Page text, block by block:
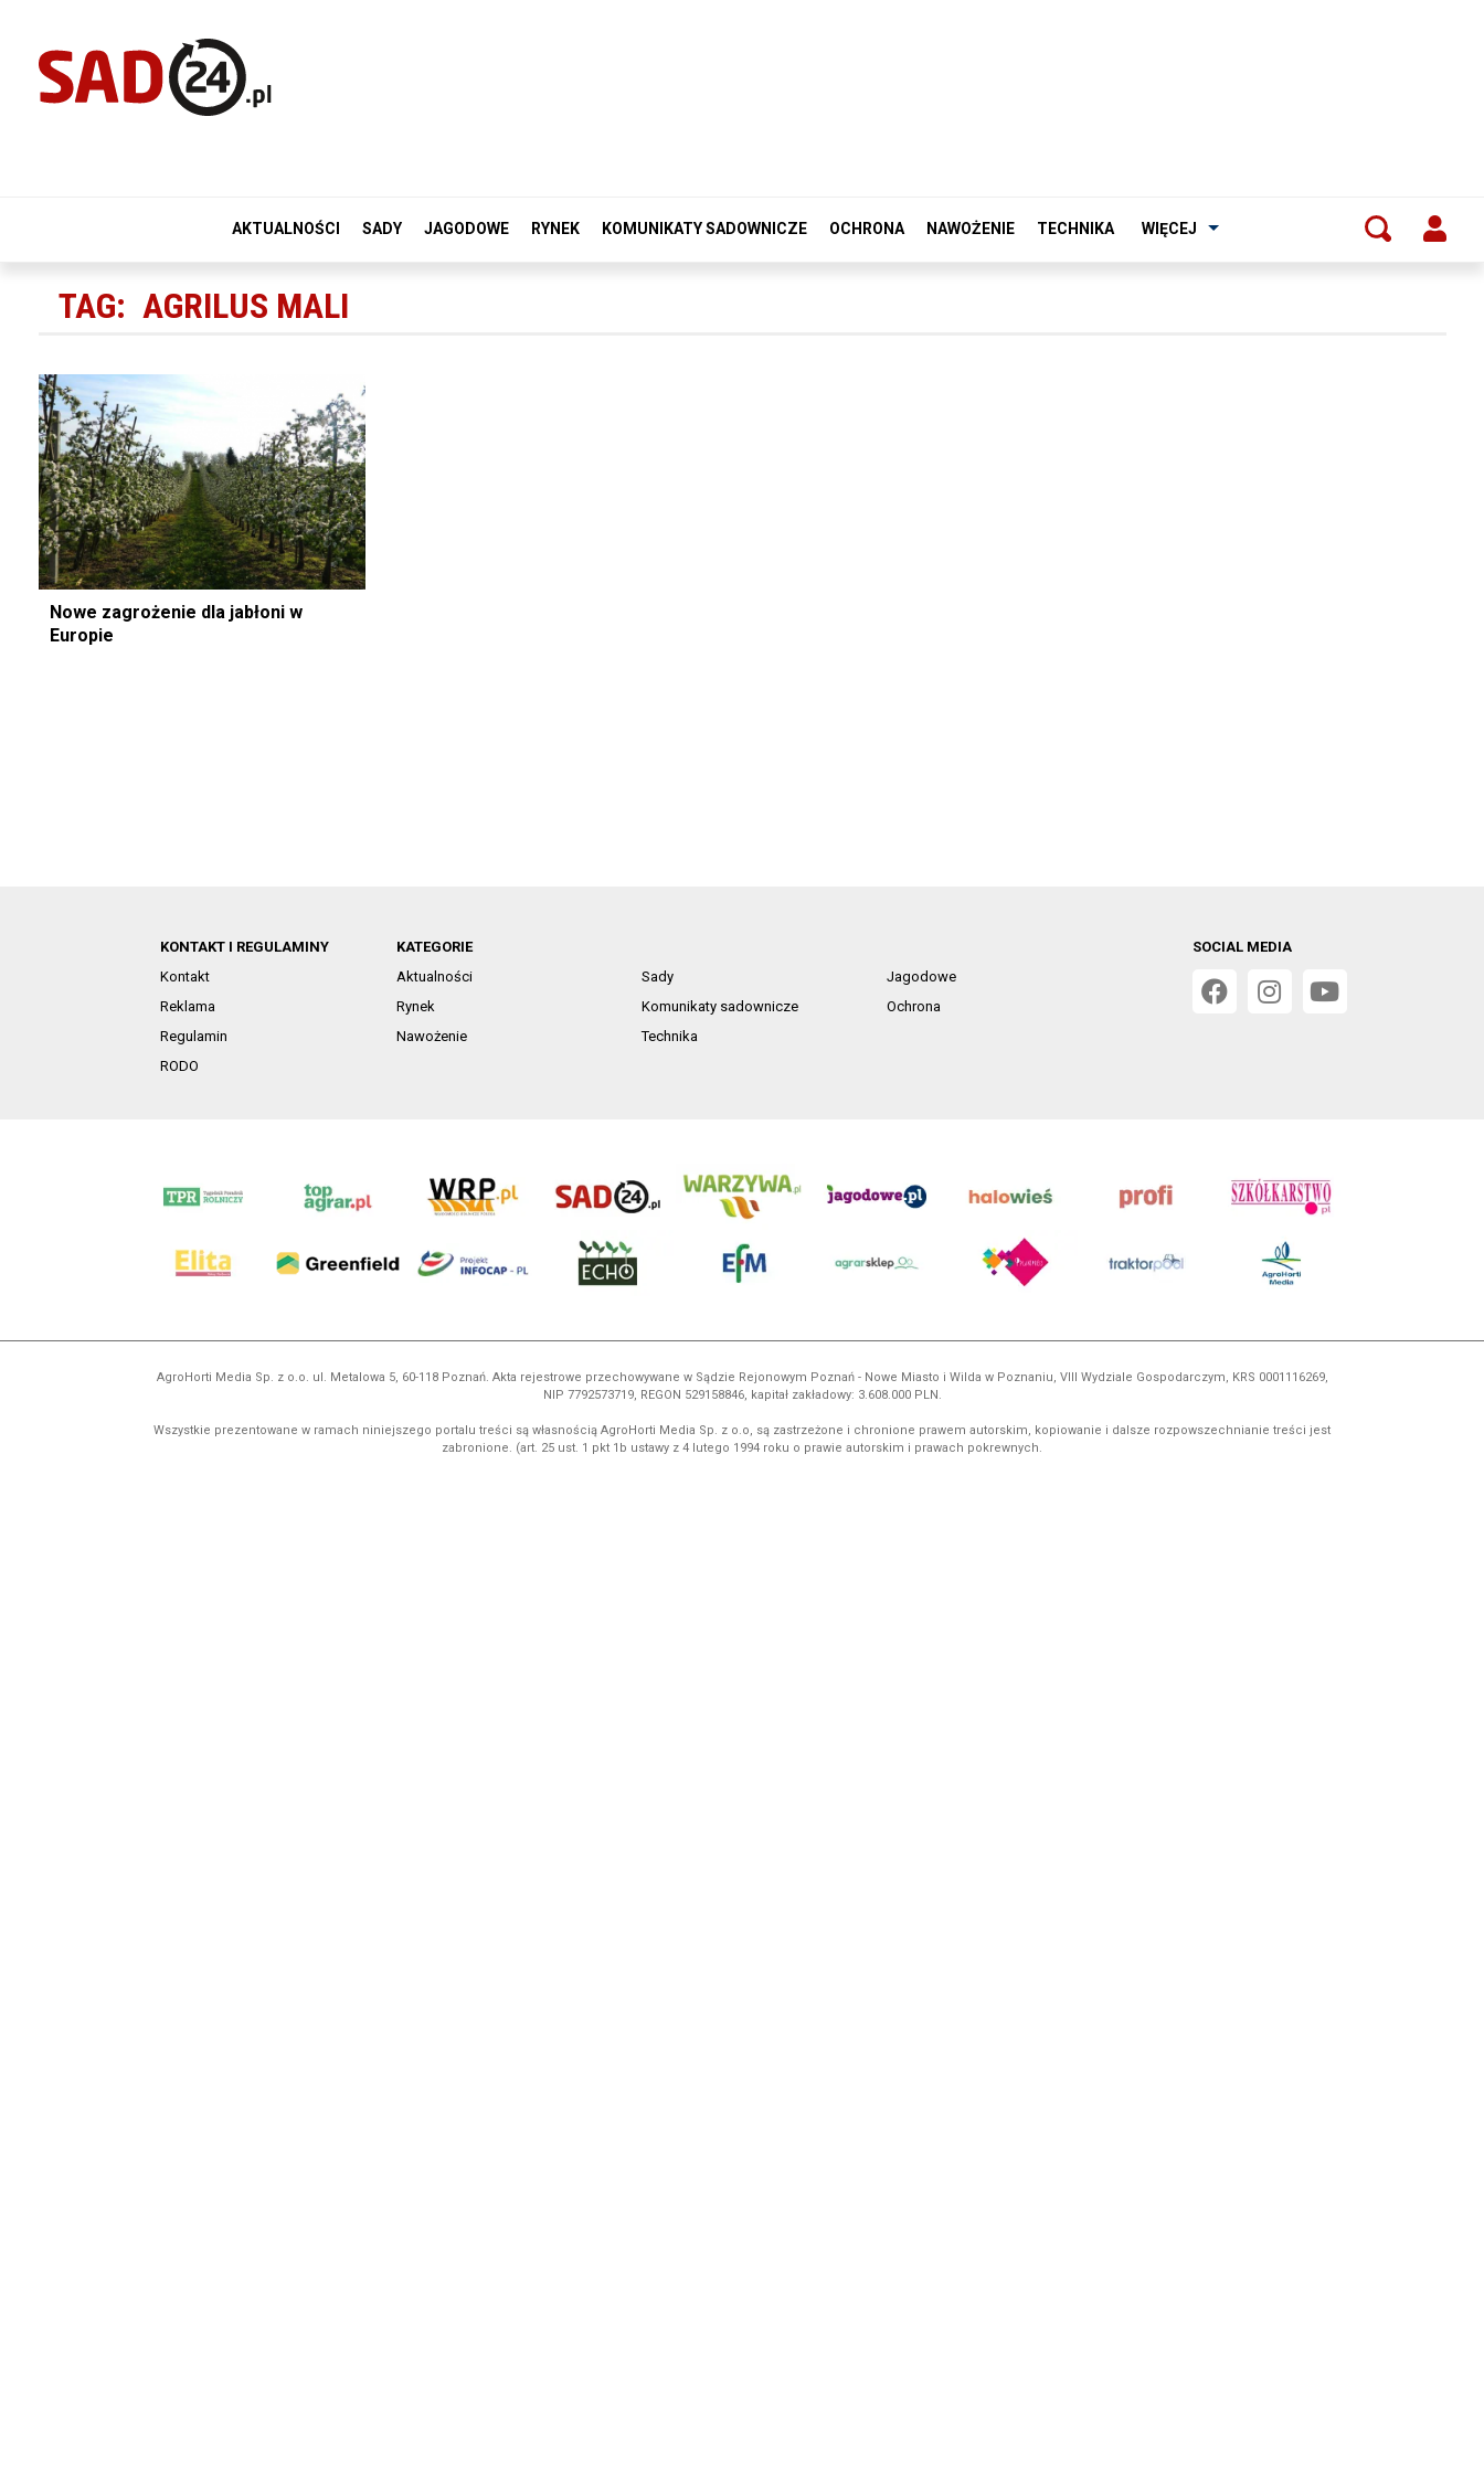
AKTUALNOŚCI SADY JAGODOWE RYNEK KOMUNIKATY SADOWNICZE OCHRONA NAWOŻENIE TECHNIKA WIĘCEJ
TAG: AGRILUS MALI
Nowe zagrożenie dla jabłoni w
Europie
KONTAKT I REGULAMINY
Kontakt
Reklama
Regulamin
RODO
KATEGORIE
Aktualności
Sady
Jagodowe
Rynek
Komunikaty sadownicze
Ochrona
Nawożenie
Technika
SOCIAL MEDIA
AgroHorti Media Sp. z o.o. ul. Metalowa 5, 60-118 Poznań. Akta rejestrowe przechowywane w Sądzie Rejonowym Poznań - Nowe Miasto i Wilda w Poznaniu, VIII Wydziale Gospodarczym, KRS 0001116269,
NIP 7792573719, REGON 529158846, kapitał zakładowy: 3.608.000 PLN.
Wszystkie prezentowane w ramach niniejszego portalu treści są własnością AgroHorti Media Sp. z o.o, są zastrzeżone i chronione prawem autorskim, kopiowanie i dalsze rozpowszechnianie treści jest
zabronione. (art. 25 ust. 1 pkt 1b ustawy z 4 lutego 1994 roku o prawie autorskim i prawach pokrewnych.